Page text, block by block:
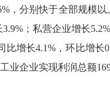
，分别快于全部规模
3.9% ；私营企业增长5.2%
比增长4.1% ，环比增长
业企业实现利润总额